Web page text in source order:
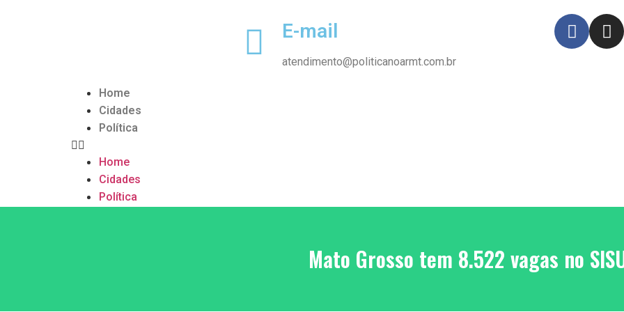
E-mail
atendimento@politicanoarmt.com.br
Home
Cidades
Política
Home
Cidades
Política
Mato Grosso tem 8.522 vagas no